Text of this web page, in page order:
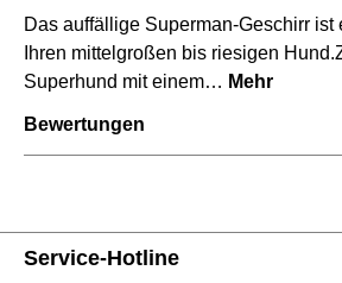
Das auffällige Superman-Geschirr ist
Ihren mittelgroßen bis riesigen
Superhund mit einem… Mehr
Bewertungen
Service-Hotline